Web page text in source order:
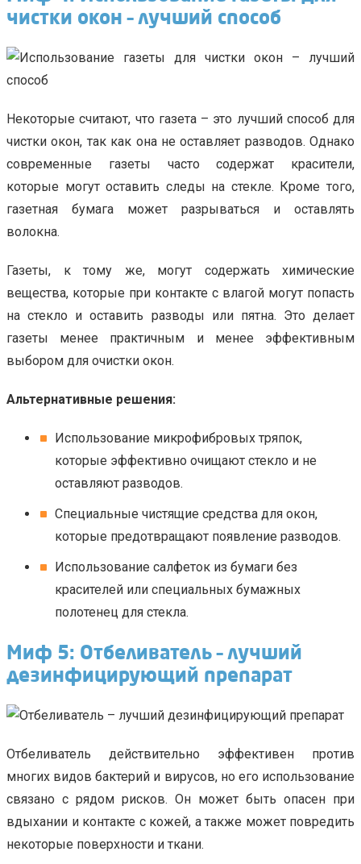
чистки окон – лучший способ
Некоторые считают, что газета – это лучший способ для
чистки окон, так как она не оставляет разводов. Однако
современные газеты часто содержат красители,
которые могут оставить следы на стекле. Кроме того,
газетная бумага может разрываться и оставлять
волокна.
Газеты, к тому же, могут содержать химические
вещества, которые при контакте с влагой могут попасть
на стекло и оставить разводы или пятна. Это делает
газеты менее практичным и менее эффективным
выбором для очистки окон.
Альтернативные решения:
Использование микрофибровых тряпок,
которые эффективно очищают стекло и не
оставляют разводов.
Специальные чистящие средства для окон,
которые предотвращают появление разводов.
Использование салфеток из бумаги без
красителей или специальных бумажных
полотенец для стекла.
Миф 5: Отбеливатель – лучший
дезинфицирующий препарат
Отбеливатель действительно эффективен против
многих видов бактерий и вирусов, но его использование
связано с рядом рисков. Он может быть опасен при
вдыхании и контакте с кожей, а также может повредить
некоторые поверхности и ткани.